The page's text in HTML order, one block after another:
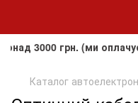
грн. (ми оплачуємо
Каталог